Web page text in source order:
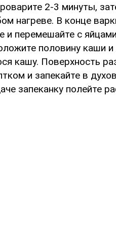
2-3 минуты,
нагреве. В конце
и перемешайте с
половину каши и
кашу. Поверхность
и запекайте в
запеканку полейте